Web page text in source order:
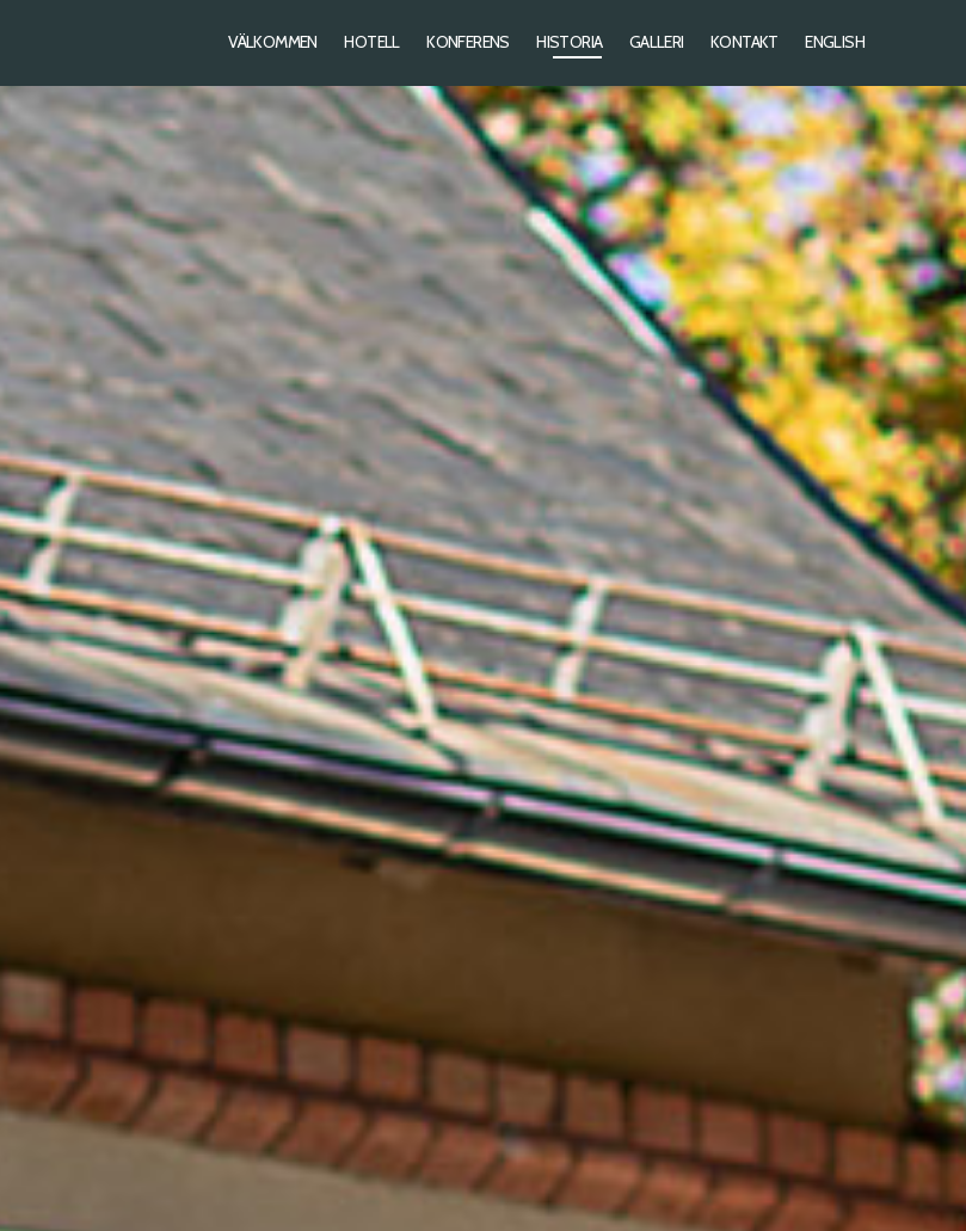
PRIMARY
NAVIGATION
VÄLKOMMEN HOTELL KONFERENS HISTORIA GALLERI KONTAKT ENGLISH